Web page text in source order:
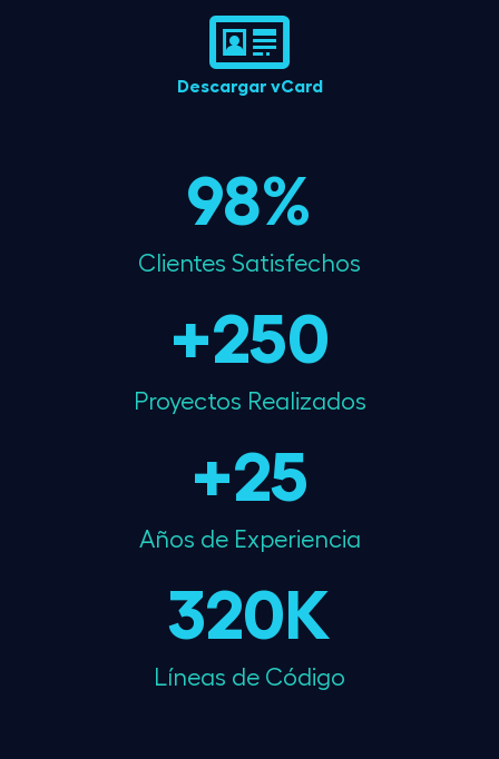
Descargar vCard
98%
Clientes Satisfechos
+250
Proyectos Realizados
+25
Años de Experiencia
320 K
Líneas de Código